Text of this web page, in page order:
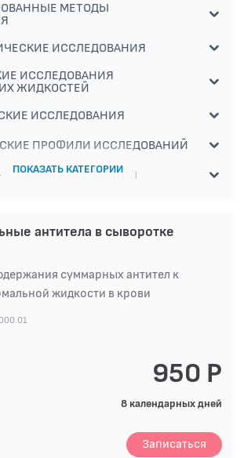
МЕТОДЫ
ИССЛЕДОВАНИЯ
ИССЛЕДОВАНИЯ
ЖИДКОСТЕЙ
ИССЛЕДОВАНИЯ
ПРОФИЛИ ИССЛЕДОВАНИЙ
ИССЛЕДОВАНИЯ
ИНФЕКЦИЙ
ПОКАЗАТЬ КАТЕГОРИИ
антитела в сыворотке
суммарных антител к
жидкости в крови
950 Р
8 календарных дней
Записаться